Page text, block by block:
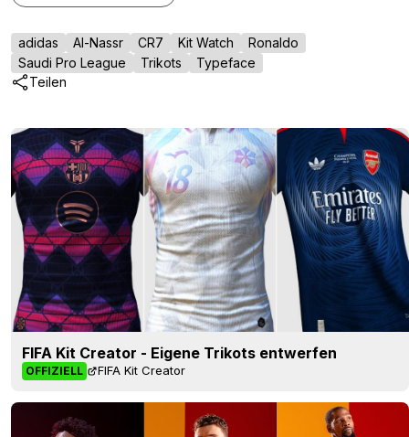
adidas Al-Nassr CR7 Kit Watch
Ronaldo
Saudi Pro League
Trikots
Typeface
Teilen
FIFA Kit Creator - Eigene Trikots entwerfen
OFFIZIELL FIFA Kit Creator